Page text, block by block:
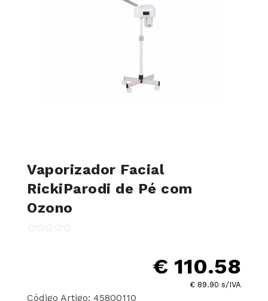
Vaporizador Facial
RickiParodi de Pé com
Ozono
€ 110.58
€ 89.90 s/IVA
Código Artigo: 45800110